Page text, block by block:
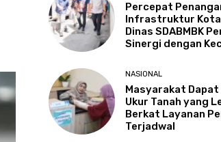
Percepat
Infrastruktur Kota
Dinas SDABMBK
Sinergi dengan
NASIONAL
Masyarakat
Ukur Tanah yang
Berkat Layanan
Terjadwal